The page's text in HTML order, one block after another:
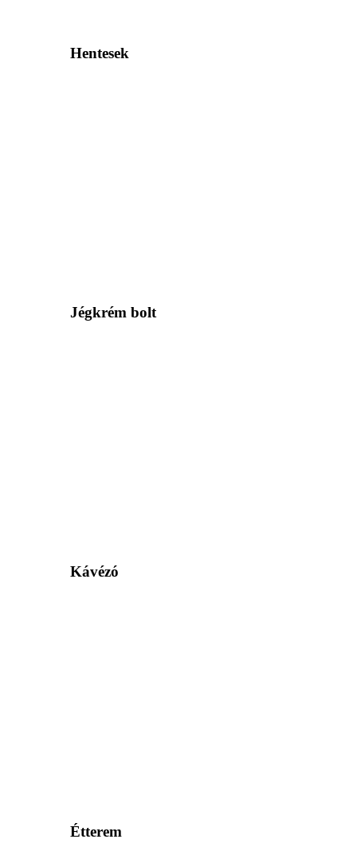
Hentesek
Jégkrém bolt
Kávézó
Étterem